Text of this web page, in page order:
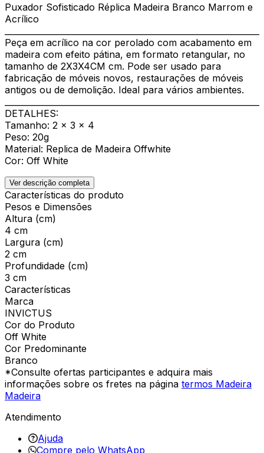
Puxador Sofisticado Réplica Madeira Branco Marrom e
Acrílico
Peça em acrílico na cor perolado com acabamento em
madeira com efeito pátina, em formato retangular, no
tamanho de 2X3X4CM cm. Pode ser usado para
fabricação de móveis novos, restaurações de móveis
antigos ou de demolição. Ideal para vários ambientes.
DETALHES:
Tamanho: 2 x 3 x 4
Peso: 20g
Material: Replica de Madeira Offwhite
Cor: Off White
Ver descrição completa
Características do produto
Pesos e Dimensões
Altura (cm)
4 cm
Largura (cm)
2 cm
Profundidade (cm)
3 cm
Características
Marca
INVICTUS
Cor do Produto
Off White
Cor Predominante
Branco
*Consulte ofertas participantes e adquira mais
informações sobre os fretes na página termos Madeira
Madeira
Atendimento
Ajuda
Compre pelo WhatsApp